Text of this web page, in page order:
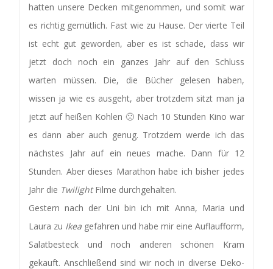
hatten unsere Decken mitgenommen, und somit war
es richtig gemütlich. Fast wie zu Hause. Der vierte Teil
ist echt gut geworden, aber es ist schade, dass wir
jetzt doch noch ein ganzes Jahr auf den Schluss
warten müssen. Die, die Bücher gelesen haben,
wissen ja wie es ausgeht, aber trotzdem sitzt man ja
jetzt auf heißen Kohlen 🙁 Nach 10 Stunden Kino war
es dann aber auch genug. Trotzdem werde ich das
nächstes Jahr auf ein neues mache. Dann für 12
Stunden. Aber dieses Marathon habe ich bisher jedes
Jahr die TwilightFilme durchgehalten.
Gestern nach der Uni bin ich mit Anna, Maria und
Laura zu Ikea gefahren und habe mir eine Auflaufform,
Salatbesteck und noch anderen schönen Kram
gekauft. Anschließend sind wir noch in diverse Deko-